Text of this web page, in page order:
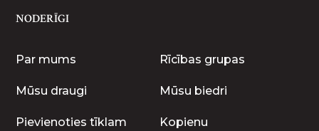
NODERĪGI
Par mums Rīcības grupas
Mūsu draugi Mūsu biedri
Pievienoties tīklam
Kopienu